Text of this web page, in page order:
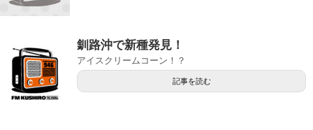
釧路沖で新種発見！
アイスクリームコーン！？
記事を読む